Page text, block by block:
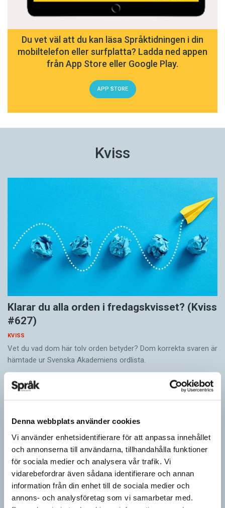
Denna webbplats använder cookies
Vi använder enhetsidentifierare för att anpassa innehållet
och annonserna till användarna, tillhandahålla funktioner
för sociala medier och analysera vår trafik. Vi
vidarebefordrar även sådana identifierare och annan
information från din enhet till de sociala medier och
annons- och analysföretag som vi samarbetar med.
Du vet väl att du kan läsa Språktidningen i din
mobiltelefon eller surfplatta? Ladda ned appen
från App Store eller Google Play.
APP STORE
Kviss
Klarar du alla orden i fredagskvisset? (Kviss
#627)
KVISS
Vet du vad dom här tolv orden betyder? Dom korrekta svaren är
hämtade ur Svenska Akademiens ordlista.